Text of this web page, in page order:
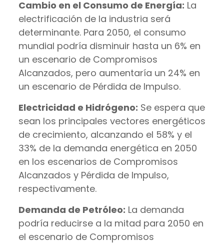
Cambio en el Consumo de Energía: La
electrificación de la industria será
determinante. Para 2050, el consumo
mundial podría disminuir hasta un 6% en
un escenario de Compromisos
Alcanzados, pero aumentaría un 24% en
un escenario de Pérdida de Impulso.
Electricidad e Hidrógeno: Se espera que
sean los principales vectores energéticos
de crecimiento, alcanzando el 58% y el
33% de la demanda energética en 2050
en los escenarios de Compromisos
Alcanzados y Pérdida de Impulso,
respectivamente.
Demanda de Petróleo: La demanda
podría reducirse a la mitad para 2050 en
el escenario de Compromisos